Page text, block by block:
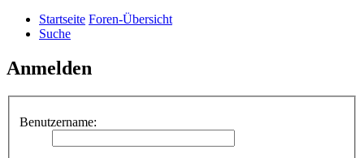
Startseite Foren-Übersicht
Suche
Anmelden
Benutzername: